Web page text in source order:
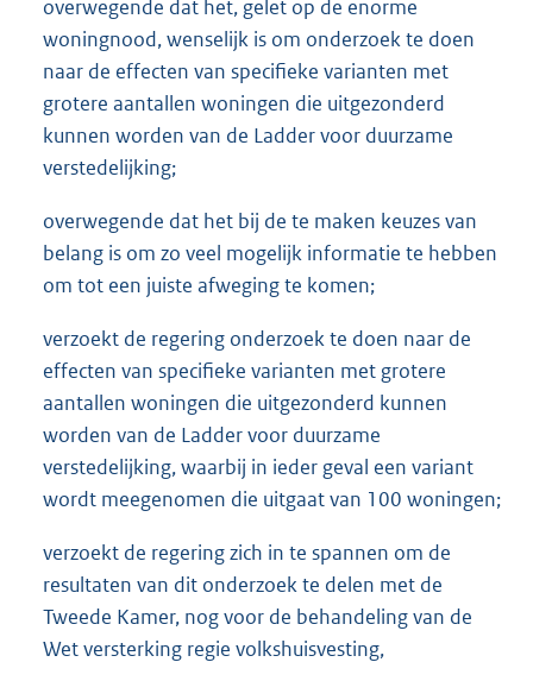
overwegende dat het, gelet op de enorme
woningnood, wenselijk is om onderzoek te doen
naar de effecten van specifieke varianten met
grotere aantallen woningen die uitgezonderd
kunnen worden van de Ladder voor duurzame
verstedelijking;
overwegende dat het bij de te maken keuzes van
belang is om zo veel mogelijk informatie te hebben
om tot een juiste afweging te komen;
verzoekt de regering onderzoek te doen naar de
effecten van specifieke varianten met grotere
aantallen woningen die uitgezonderd kunnen
worden van de Ladder voor duurzame
verstedelijking, waarbij in ieder geval een variant
wordt meegenomen die uitgaat van 100 woningen;
verzoekt de regering zich in te spannen om de
resultaten van dit onderzoek te delen met de
Tweede Kamer, nog voor de behandeling van de
Wet versterking regie volkshuisvesting,